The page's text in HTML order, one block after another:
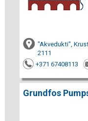
"Akvedukti",
2111
+371 67408113
Grundfos